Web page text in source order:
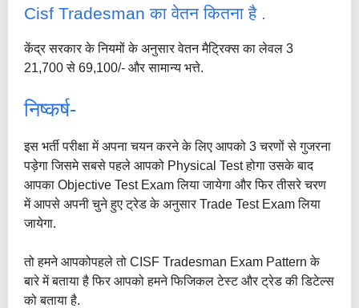
Cisf Tradesman का वेतन कितना है .
केंद्र सरकार के नियमों के अनुसार वेतन मैट्रिक्स का लेवल 3
21,700 से 69,100/- और सामान्य भत्ते.
निष्कर्ष-
इस भर्ती परीक्षा में अपना चयन करने के लिए आपको 3 चरणों से गुजरना
पड़ेगा जिसमे सबसे पहले आपको Physical Test होगा उसके बाद
आपका Objective Test Exam लिया जायेगा और फिर तीसरे चरण
में आपसे अपनी चुने हुए ट्रेड के अनुसार Trade Test Exam लिया
जायेगा.
तो हमने आपकोपहले तो CISF Tradesman Exam Pattern के
बारे में बताया है फिर आपको हमने फिजिकल टेस्ट और ट्रेड की डिटेल्स
को बताया है.